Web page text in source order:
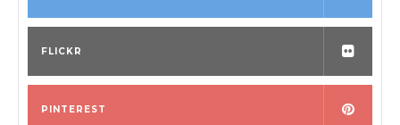
FLICKR
PINTEREST